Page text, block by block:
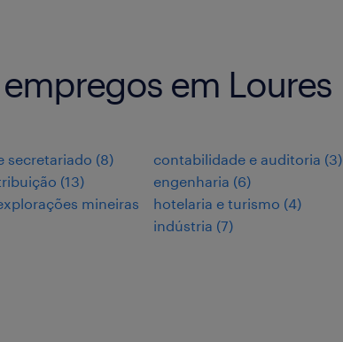
em Loures
secretariado (8)
(13)
mineiras
contabilidade e auditoria (3)
engenharia (6)
hotelaria e turismo (4)
indústria (7)